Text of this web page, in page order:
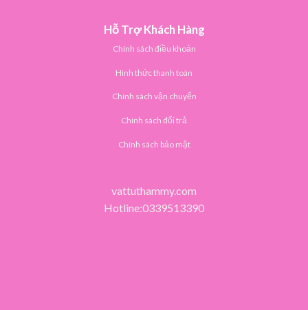
Hỗ Trợ Khách Hàng
Chính sách điều khoản
Hình thức thanh toán
Chính sách vận chuyển
Chính sách đổi trả
Chính sách bảo mật
vattuthammy.com
Hotline:0339513390